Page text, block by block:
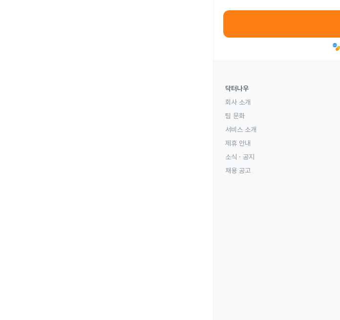
닥터나우
회사 소개
팀 문화
서비스 소개
제휴 안내
소식 · 공지
채용 공고